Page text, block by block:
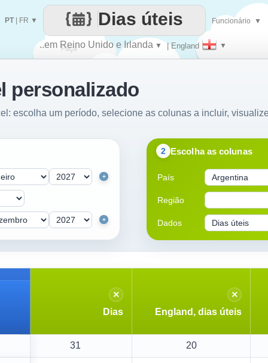
Faça
cada
..em Reino Unido e Irlanda ▼ | England ▼
Dias úteis
PT| FR ▼ Funcionário ▼
personalizado
escolha um período, selecione as colunas a incluir,
2 Escolha as colunas
País
Região
Dados
+
+
×
Dias
×
England, dias úteis
31 20